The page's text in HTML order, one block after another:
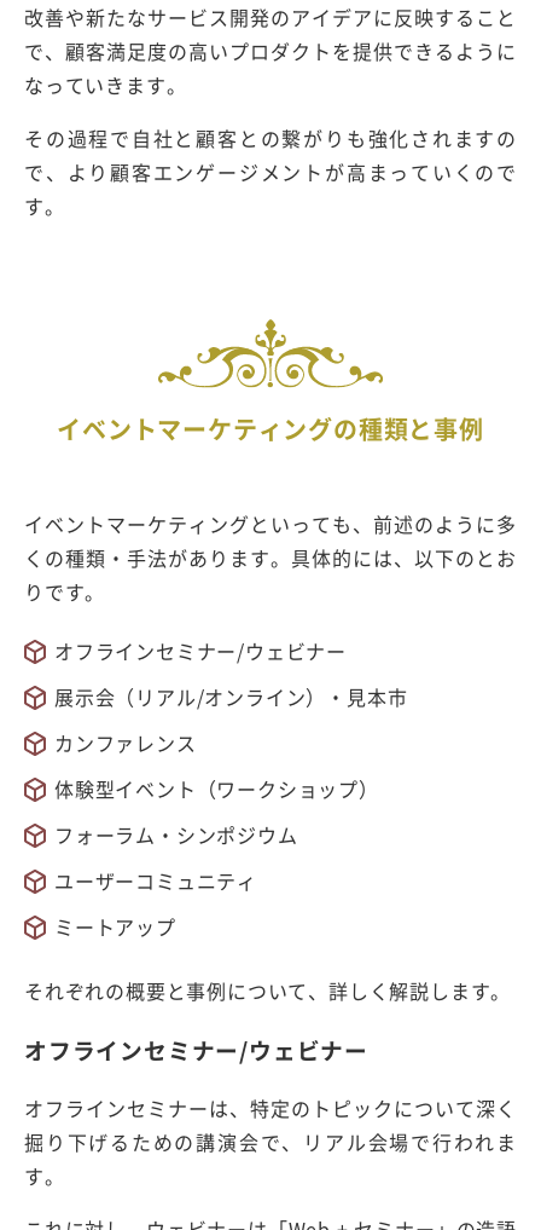
改善や新たなサービス開発のアイデアに反映すること
で、顧客満足度の高いプロダクトを提供できるように
なっていきます。
その過程で自社と顧客との繋がりも強化されますの
で、より顧客エンゲージメントが高まっていくので
す。
イベントマーケティングの種類と事例
イベントマーケティングといっても、前述のように多
くの種類・手法があります。具体的には、以下のとお
りです。
オフラインセミナー/ウェビナー
展示会（リアル/オンライン）・見本市
カンファレンス
体験型イベント（ワークショップ）
フォーラム・シンポジウム
ユーザーコミュニティ
ミートアップ
それぞれの概要と事例について、詳しく解説します。
オフラインセミナー/ウェビナー
オフラインセミナーは、特定のトピックについて深く
掘り下げるための講演会で、リアル会場で行われま
す。